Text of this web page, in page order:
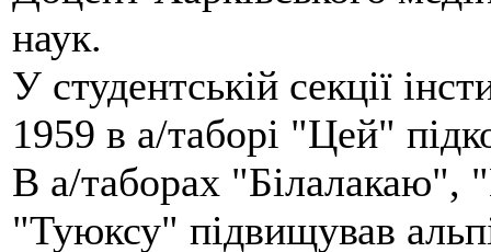
наук.
У студентській секції
1959 в а/таборі "Цей"
В а/таборах "Білалакаю",
"Туюксу" підвищував